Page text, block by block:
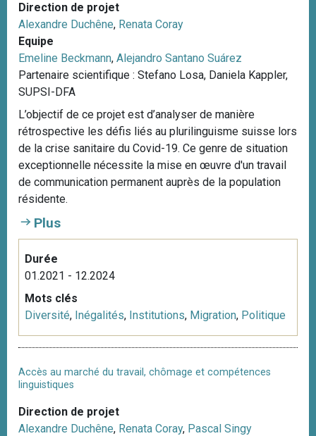
Direction de projet
Alexandre Duchêne, Renata Coray
Equipe
Emeline Beckmann, Alejandro Santano Suárez
Partenaire scientifique : Stefano Losa, Daniela Kappler,
SUPSI-DFA
L’objectif de ce projet est d’analyser de manière
rétrospective les défis liés au plurilinguisme suisse lors
de la crise sanitaire du Covid-19. Ce genre de situation
exceptionnelle nécessite la mise en œuvre d'un travail
de communication permanent auprès de la population
résidente.
Plus
Durée
01.2021 - 12.2024
Mots clés
Diversité, Inégalités, Institutions, Migration, Politique
Accès au marché du travail, chômage et compétences
linguistiques
Direction de projet
Alexandre Duchêne, Renata Coray, Pascal Singy